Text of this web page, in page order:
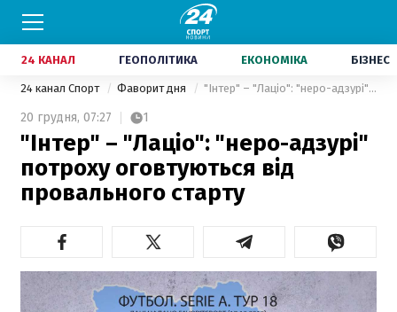
24 КАНАЛ ГЕОПОЛІТИКА ЕКОНОМІКА БІЗНЕС
24 канал Спорт Фаворит дня "Інтер" – "Лаціо": "неро-адзурі" потроху оговтуються від провального старту
20 грудня, 07:27 1
"Інтер" – "Лаціо": "неро-адзурі"
потроху оговтуються від
провального старту